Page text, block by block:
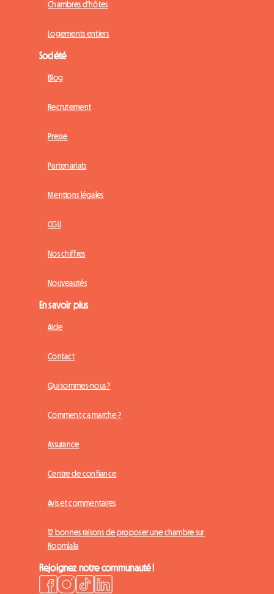
Chambres d'hôtes
Logements entiers
Société
Blog
Recrutement
Presse
Partenariats
Mentions légales
CGU
Nos chiffres
Nouveautés
En savoir plus
Aide
Contact
Qui sommes-nous ?
Comment ça marche ?
Assurance
Centre de confiance
Avis et commentaires
12 bonnes raisons de proposer une chambre sur
Roomlala
Rejoignez notre communauté !